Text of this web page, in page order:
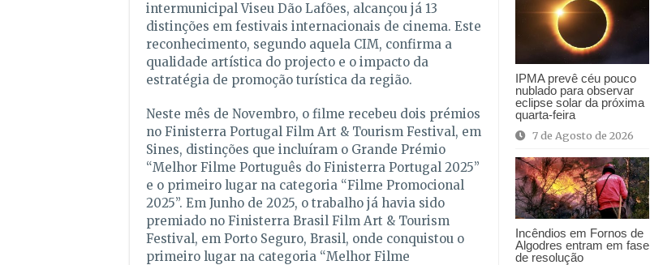
IPMA prevê céu pouco
nublado para observar
eclipse solar da próxima
quarta-feira
7 de Agosto de 2026
Incêndios em Fornos de
Algodres entram em fase
de resolução
intermunicipal Viseu Dão Lafões, alcançou já 13
distinções em festivais internacionais de cinema. Este
reconhecimento, segundo aquela CIM, confirma a
qualidade artística do projecto e o impacto da
estratégia de promoção turística da região.
Neste mês de Novembro, o filme recebeu dois prémios
no Finisterra Portugal Film Art & Tourism Festival, em
Sines, distinções que incluíram o Grande Prémio
“Melhor Filme Português do Finisterra Portugal 2025”
e o primeiro lugar na categoria “Filme Promocional
2025”. Em Junho de 2025, o trabalho já havia sido
premiado no Finisterra Brasil Film Art & Tourism
Festival, em Porto Seguro, Brasil, onde conquistou o
primeiro lugar na categoria “Melhor Filme